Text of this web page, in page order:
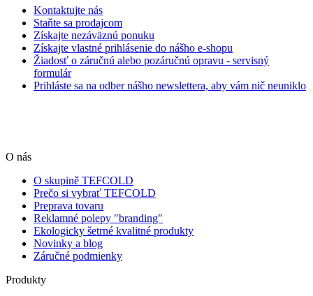
Kontaktujte nás
Staňte sa prodajcom
Získajte nezáväznú ponuku
Získajte vlastné prihlásenie do nášho e-shopu
Žiadosť o záručnú alebo pozáručnú opravu - servisný
formulár
Prihláste sa na odber nášho newslettera, aby vám nič neuniklo
O nás
O skupině TEFCOLD
Prečo si vybrať TEFCOLD
Preprava tovaru
Reklamné polepy "branding"
Ekologicky šetrné kvalitné produkty
Novinky a blog
Záručné podmienky
Produkty